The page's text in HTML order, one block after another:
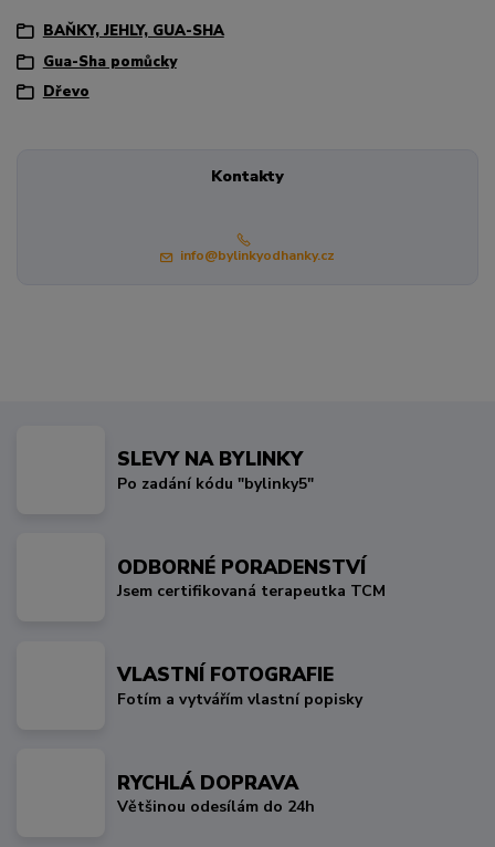
BAŇKY, JEHLY, GUA-SHA
Gua-Sha pomůcky
Dřevo
Kontakty
info@bylinkyodhanky.cz
SLEVY NA BYLINKY
Po zadání kódu "bylinky5"
ODBORNÉ PORADENSTVÍ
Jsem certifikovaná terapeutka TCM
VLASTNÍ FOTOGRAFIE
Fotím a vytvářím vlastní popisky
RYCHLÁ DOPRAVA
Většinou odesílám do 24h